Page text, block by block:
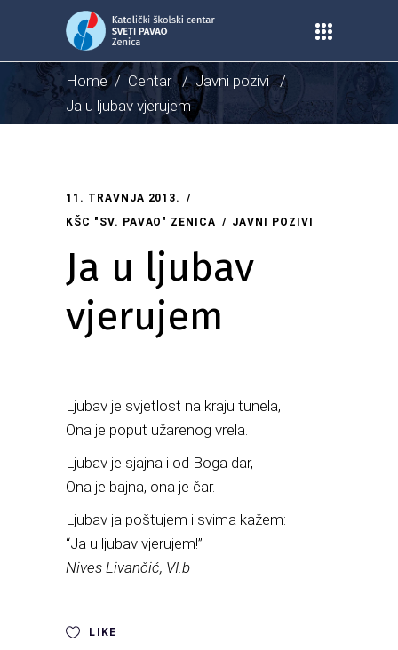
Home/Centar /Javni pozivi /
Ja u ljubav vjerujem
11. TRAVNJA 2013.
KŠC "SV. PAVAO" ZENICA
JAVNI POZIVI
Ja u ljubav
vjerujem
Ljubav je svjetlost na kraju tunela,
Ona je poput užarenog vrela.
Ljubav je sjajna i od Boga dar,
Ona je bajna, ona je čar.
Ljubav ja poštujem i svima kažem:
“Ja u ljubav vjerujem!”
Nives Livančić, VI.b
LIKE